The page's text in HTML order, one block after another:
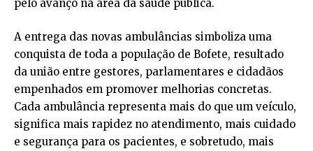
pelo avanço na área da saúde pública.
A entrega das novas ambulâncias simboliza uma
conquista de toda a população de Bofete, resultado
da união entre gestores, parlamentares e cidadãos
empenhados em promover melhorias concretas.
Cada ambulância representa mais do que um veículo,
significa mais rapidez no atendimento, mais cuidado
e segurança para os pacientes, e sobretudo, mais